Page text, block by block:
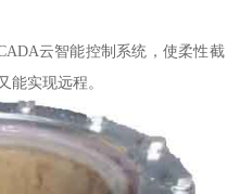
云智能控制系统，使柔性截
能实现远程。